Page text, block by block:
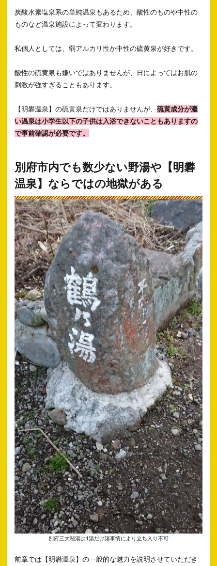
炭酸水素塩泉系の単純温泉もあるため、酸性のものや中性の
ものなど温泉施設によって変わります。
私個人としては、弱アルカリ性か中性の硫黄泉が好きです。
酸性の硫黄泉も嫌いではありませんが、日によってはお肌の
刺激が強すぎることもあります。
【明礬温泉】の硫黄泉だけではありませんが、 硫黄成分が濃
い温泉は小学生以下の子供は入浴できないこともありますの
で事前確認が必要です。
別府市内でも数少ない野湯や【明礬
温泉】ならではの地獄がある
別府三大秘湯は1湯だけ諸事情により立ち入り不可
前章では【明礬温泉】の一般的な魅力を説明させていただき